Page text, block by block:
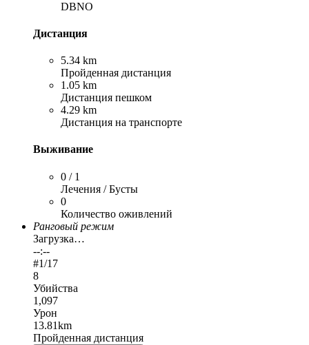
DBNO
Дистанция
5.34 km
Пройденная дистанция
1.05 km
Дистанция пешком
4.29 km
Дистанция на транспорте
Выживание
0 / 1
Лечения / Бусты
0
Количество оживлений
Ранговый режим
Загрузка…
--:--
#1/17
8
Убийства
1,097
Урон
13.81km
Пройденная дистанция